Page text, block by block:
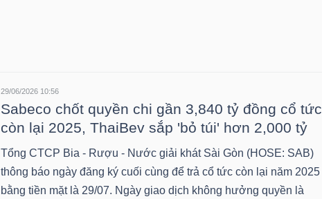
29/06/2026 10:56
Sabeco chốt quyền chi gần 3,840 tỷ đồng cổ tức
còn lại 2025, ThaiBev sắp 'bỏ túi' hơn 2,000 tỷ
Tổng CTCP Bia - Rượu - Nước giải khát Sài Gòn (HOSE: SAB)
thông báo ngày đăng ký cuối cùng để trả cổ tức còn lại năm 2025
bằng tiền mặt là 29/07. Ngày giao dịch không hưởng quyền là